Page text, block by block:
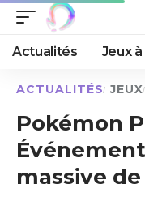
Actualités Jeux
ACTUALITÉS JEUX
Pokémon
massive